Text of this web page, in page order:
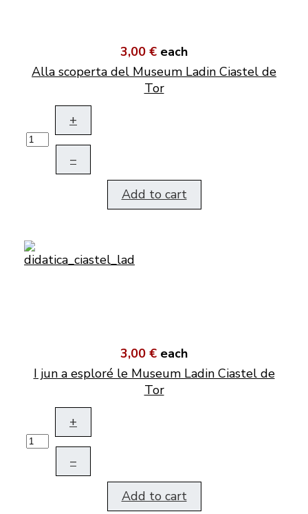
3,00 € each
Alla scoperta del Museum Ladin Ciastel de
Tor
+
–
Add to cart
3,00 € each
I jun a esploré le Museum Ladin Ciastel de
Tor
+
–
Add to cart